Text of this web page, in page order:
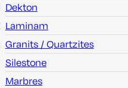
Dekton
Laminam
Granits / Quartzites
Silestone
Marbres